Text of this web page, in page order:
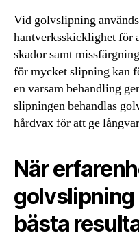
Vid golvslipning
hantverksskicklighet för
skador samt
för mycket slipning kan
en varsam behandling
slipningen behandlas
hårdvax för att ge
När
golvslipning
bästa